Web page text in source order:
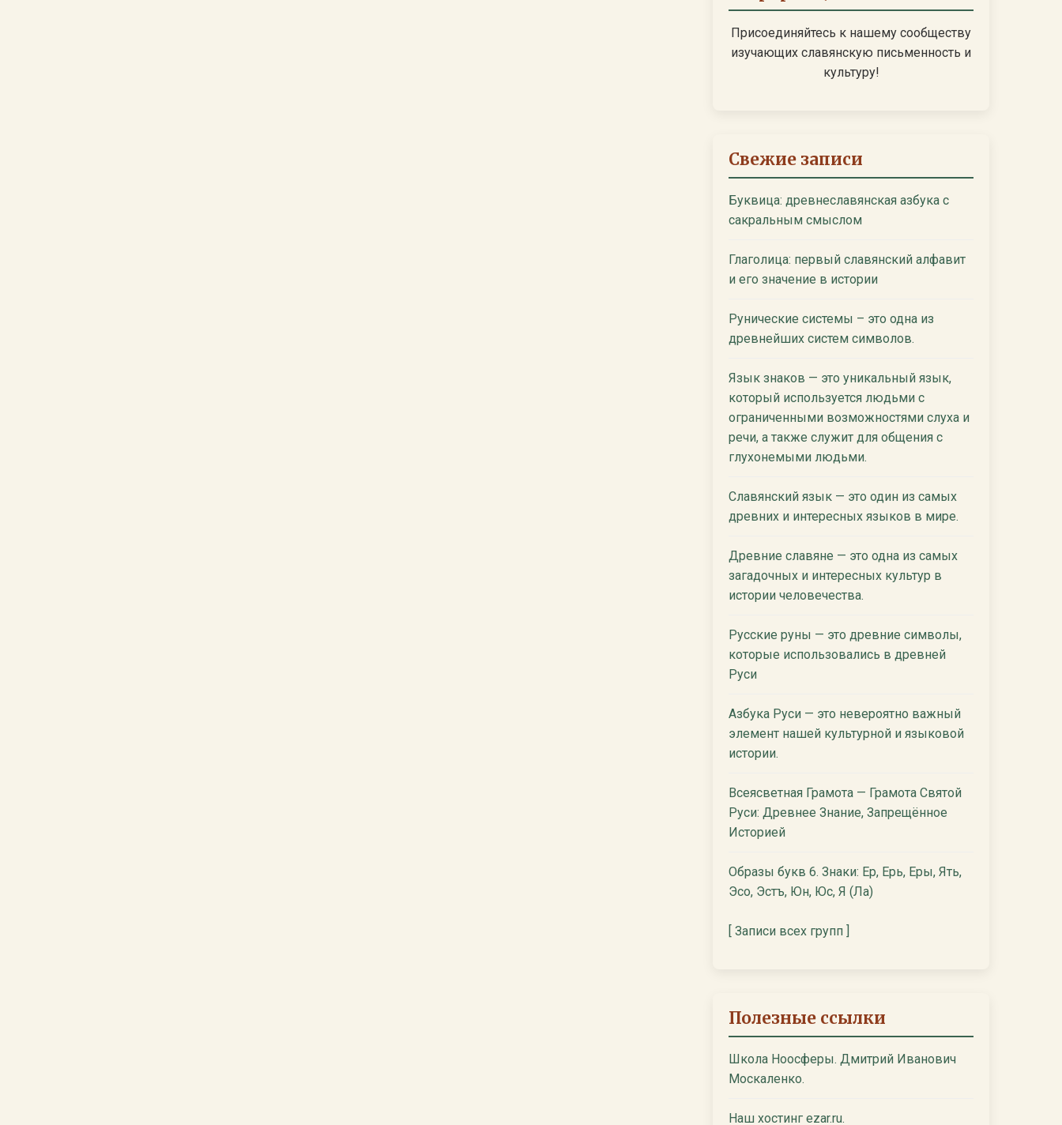
Присоединяйтесь к нашему сообществу
изучающих славянскую письменность и
культуру!
Свежие записи
Буквица: древнеславянская азбука с
сакральным смыслом
Глаголица: первый славянский алфавит
и его значение в истории
Рунические системы – это одна из
древнейших систем символов.
Язык знаков — это уникальный язык,
который используется людьми с
ограниченными возможностями слуха и
речи, а также служит для общения с
глухонемыми людьми.
Славянский язык — это один из самых
древних и интересных языков в мире.
Древние славяне — это одна из самых
загадочных и интересных культур в
истории человечества.
Русские руны — это древние символы,
которые использовались в древней
Руси
Азбука Руси — это невероятно важный
элемент нашей культурной и языковой
истории.
Всеясветная Грамота — Грамота Святой
Руси: Древнее Знание, Запрещённое
Историей
Образы букв 6. Знаки: Ер, Ерь, Еры, Ять,
Эсо, Эстъ, Юн, Юс, Я (Ла)
[ Записи всех групп ]
Полезные ссылки
Школа Ноосферы. Дмитрий Иванович
Москаленко.
Наш хостинг ezar.ru.